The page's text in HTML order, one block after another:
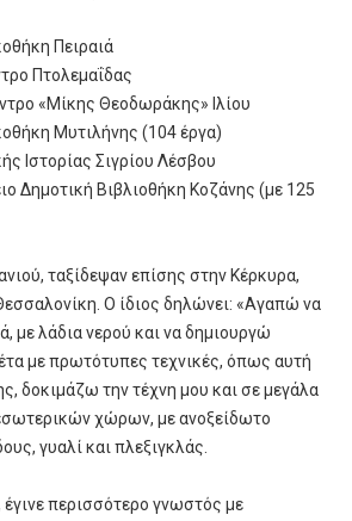
Πειραιά
Πτολεμαΐδας
«Μίκης Θεοδωράκης» Ιλίου
Μυτιλήνης (104 έργα)
Ιστορίας Σιγρίου Λέσβου
Δημοτική Βιβλιοθήκη Κοζάνης (με 125
ταξίδεψαν επίσης στην Κέρκυρα,
Ο ίδιος δηλώνει: «Αγαπώ να
με λάδια νερού και να δημιουργώ
με πρωτότυπες τεχνικές, όπως αυτή
δοκιμάζω την τέχνη μου και σε μεγάλα
χώρων, με ανοξείδωτο
γυαλί και πλεξιγκλάς.
έγινε περισσότερο γνωστός με